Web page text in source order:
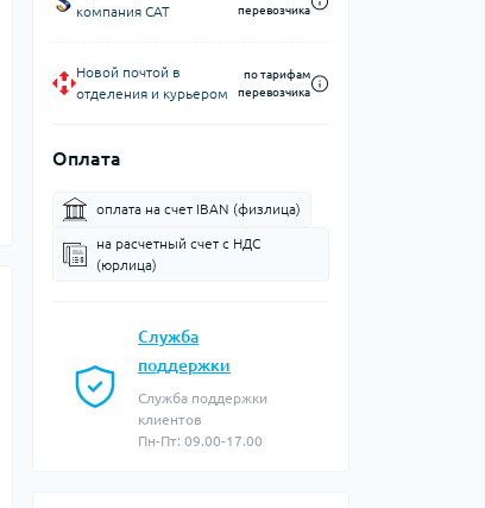
компания CAT
перевозчика
Новой почтой в
отделения и курьером
по тарифам
перевозчика
Оплата
оплата на счет IBAN (физлица)
на расчетный счет c НДС
(юрлица)
Служба
поддержки
Служба поддержки
клиентов
Пн-Пт: 09.00-17.00